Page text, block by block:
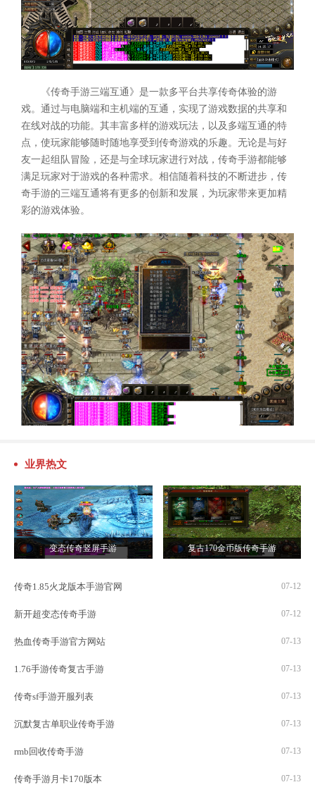
《传奇手游三端互通》是一款多平台共享传奇体验的游
戏。通过与电脑端和主机端的互通，实现了游戏数据的共享和
在线对战的功能。其丰富多样的游戏玩法，以及多端互通的特
点，使玩家能够随时随地享受到传奇游戏的乐趣。无论是与好
友一起组队冒险，还是与全球玩家进行对战，传奇手游都能够
满足玩家对于游戏的各种需求。相信随着科技的不断进步，传
奇手游的三端互通将有更多的创新和发展，为玩家带来更加精
彩的游戏体验。
业界热文
变态传奇竖屏手游 复古170金币版传奇手游
传奇1.85火龙版本手游官网 07-12
新开超变态传奇手游 07-12
热血传奇手游官方网站 07-13
1.76手游传奇复古手游 07-13
传奇sf手游开服列表 07-13
沉默复古单职业传奇手游 07-13
rmb回收传奇手游 07-13
传奇手游月卡170版本 07-13